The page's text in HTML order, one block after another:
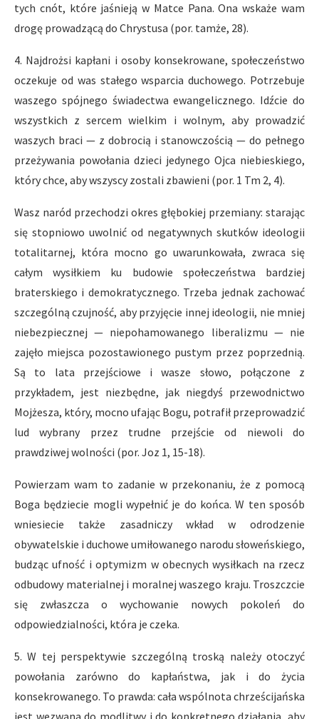
tych cnót, które jaśnieją w Matce Pana. Ona wskaże wam
drogę prowadzącą do Chrystusa (por. tamże, 28).
4. Najdrożsi kapłani i osoby konsekrowane, społeczeństwo
oczekuje od was stałego wsparcia duchowego. Potrzebuje
waszego spójnego świadectwa ewangelicznego. Idźcie do
wszystkich z sercem wielkim i wolnym, aby prowadzić
waszych braci — z dobrocią i stanowczością — do pełnego
przeżywania powołania dzieci jedynego Ojca niebieskiego,
który chce, aby wszyscy zostali zbawieni (por. 1 Tm 2, 4).
Wasz naród przechodzi okres głębokiej przemiany: starając
się stopniowo uwolnić od negatywnych skutków ideologii
totalitarnej, która mocno go uwarunkowała, zwraca się
całym wysiłkiem ku budowie społeczeństwa bardziej
braterskiego i demokratycznego. Trzeba jednak zachować
szczególną czujność, aby przyjęcie innej ideologii, nie mniej
niebezpiecznej — niepohamowanego liberalizmu — nie
zajęło miejsca pozostawionego pustym przez poprzednią.
Są to lata przejściowe i wasze słowo, połączone z
przykładem, jest niezbędne, jak niegdyś przewodnictwo
Mojżesza, który, mocno ufając Bogu, potrafił przeprowadzić
lud wybrany przez trudne przejście od niewoli do
prawdziwej wolności (por. Joz 1, 15-18).
Powierzam wam to zadanie w przekonaniu, że z pomocą
Boga będziecie mogli wypełnić je do końca. W ten sposób
wniesiecie także zasadniczy wkład w odrodzenie
obywatelskie i duchowe umiłowanego narodu słoweńskiego,
budząc ufność i optymizm w obecnych wysiłkach na rzecz
odbudowy materialnej i moralnej waszego kraju. Troszczcie
się zwłaszcza o wychowanie nowych pokoleń do
odpowiedzialności, która je czeka.
5. W tej perspektywie szczególną troską należy otoczyć
powołania zarówno do kapłaństwa, jak i do życia
konsekrowanego. To prawda: cała wspólnota chrześcijańska
jest wezwana do modlitwy i do konkretnego działania, aby